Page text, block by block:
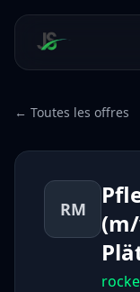
← Toutes les offres
RM